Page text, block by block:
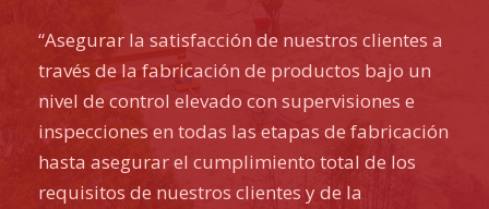
“Asegurar la satisfacción de nuestros clientes a
través de la fabricación de productos bajo un
nivel de control elevado con supervisiones e
inspecciones en todas las etapas de fabricación
hasta asegurar el cumplimiento total de los
requisitos de nuestros clientes y de la